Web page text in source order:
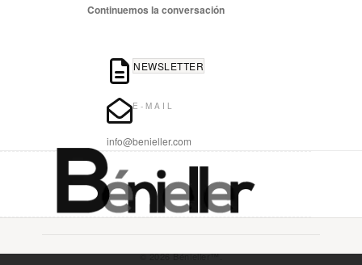
Continuemos la conversación
NEWSLETTER
E-MAIL
info@benieller.com
© 2026 Bénieller™.